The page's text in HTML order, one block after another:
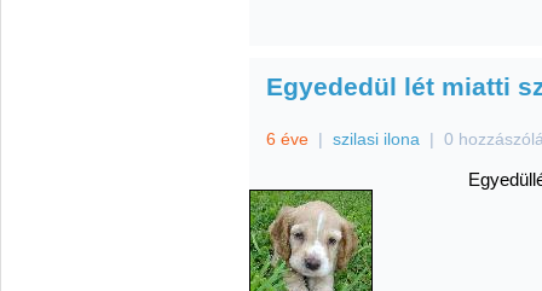
Egyededül lét miatti
6 éve | szilasi ilona | 0